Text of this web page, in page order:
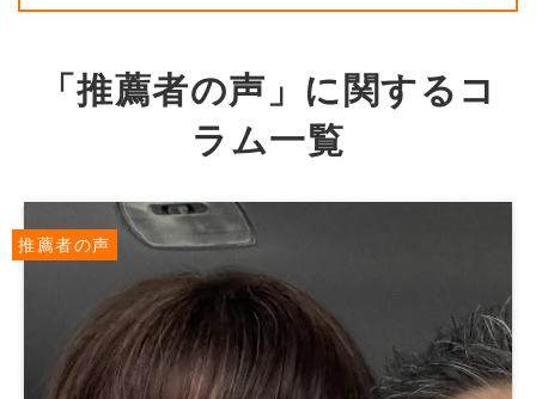
「推薦者の声」に関するコ
ラム一覧
推薦者の声